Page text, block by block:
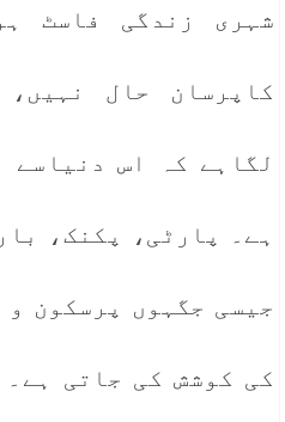
شہری زندگی فاسٹ
کاپرسان حال
لگاہے کہ اس دنیاسے
ہے۔ پارٹی، پکنک،
جیسی جگہوں پرسکون
کی کوشش کی جاتی